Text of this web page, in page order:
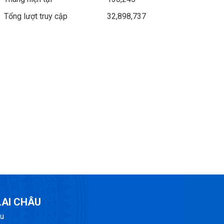
Tổng lượt truy cập
32,898,737
CHÂU